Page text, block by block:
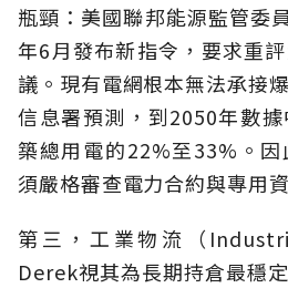
瓶頸：美國聯邦能源監管委
年6月發布新指令，要求重
議。現有電網根本無法承接
信息署預測，到2050年數
築總用電的22%至33%。
須嚴格審查電力合約與專用
第三，工業物流（
Derek視其為長期持倉最穩